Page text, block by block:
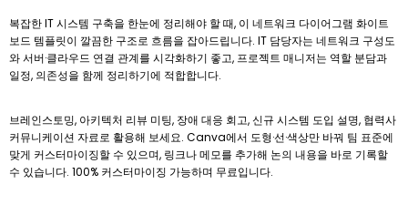
복잡한 IT 시스템 구축을 한눈에 정리해야 할 때, 이 네트워크 다이어그램 화이트
보드 템플릿이 깔끔한 구조로 흐름을 잡아드립니다. IT 담당자는 네트워크 구성도
와 서버·클라우드 연결 관계를 시각화하기 좋고, 프로젝트 매니저는 역할 분담과
일정, 의존성을 함께 정리하기에 적합합니다.
브레인스토밍, 아키텍처 리뷰 미팅, 장애 대응 회고, 신규 시스템 도입 설명, 협력사
커뮤니케이션 자료로 활용해 보세요. Canva에서 도형·선·색상만 바꿔 팀 표준에
맞게 커스터마이징할 수 있으며, 링크나 메모를 추가해 논의 내용을 바로 기록할
수 있습니다. 100% 커스터마이징 가능하며 무료입니다.